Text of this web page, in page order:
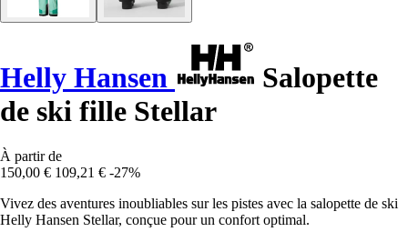
Helly Hansen
Salopette
de ski fille Stellar
À partir de
150,00 € 109,21 € -27%
Vivez des aventures inoubliables sur les pistes avec la salopette de ski
Helly Hansen Stellar, conçue pour un confort optimal.